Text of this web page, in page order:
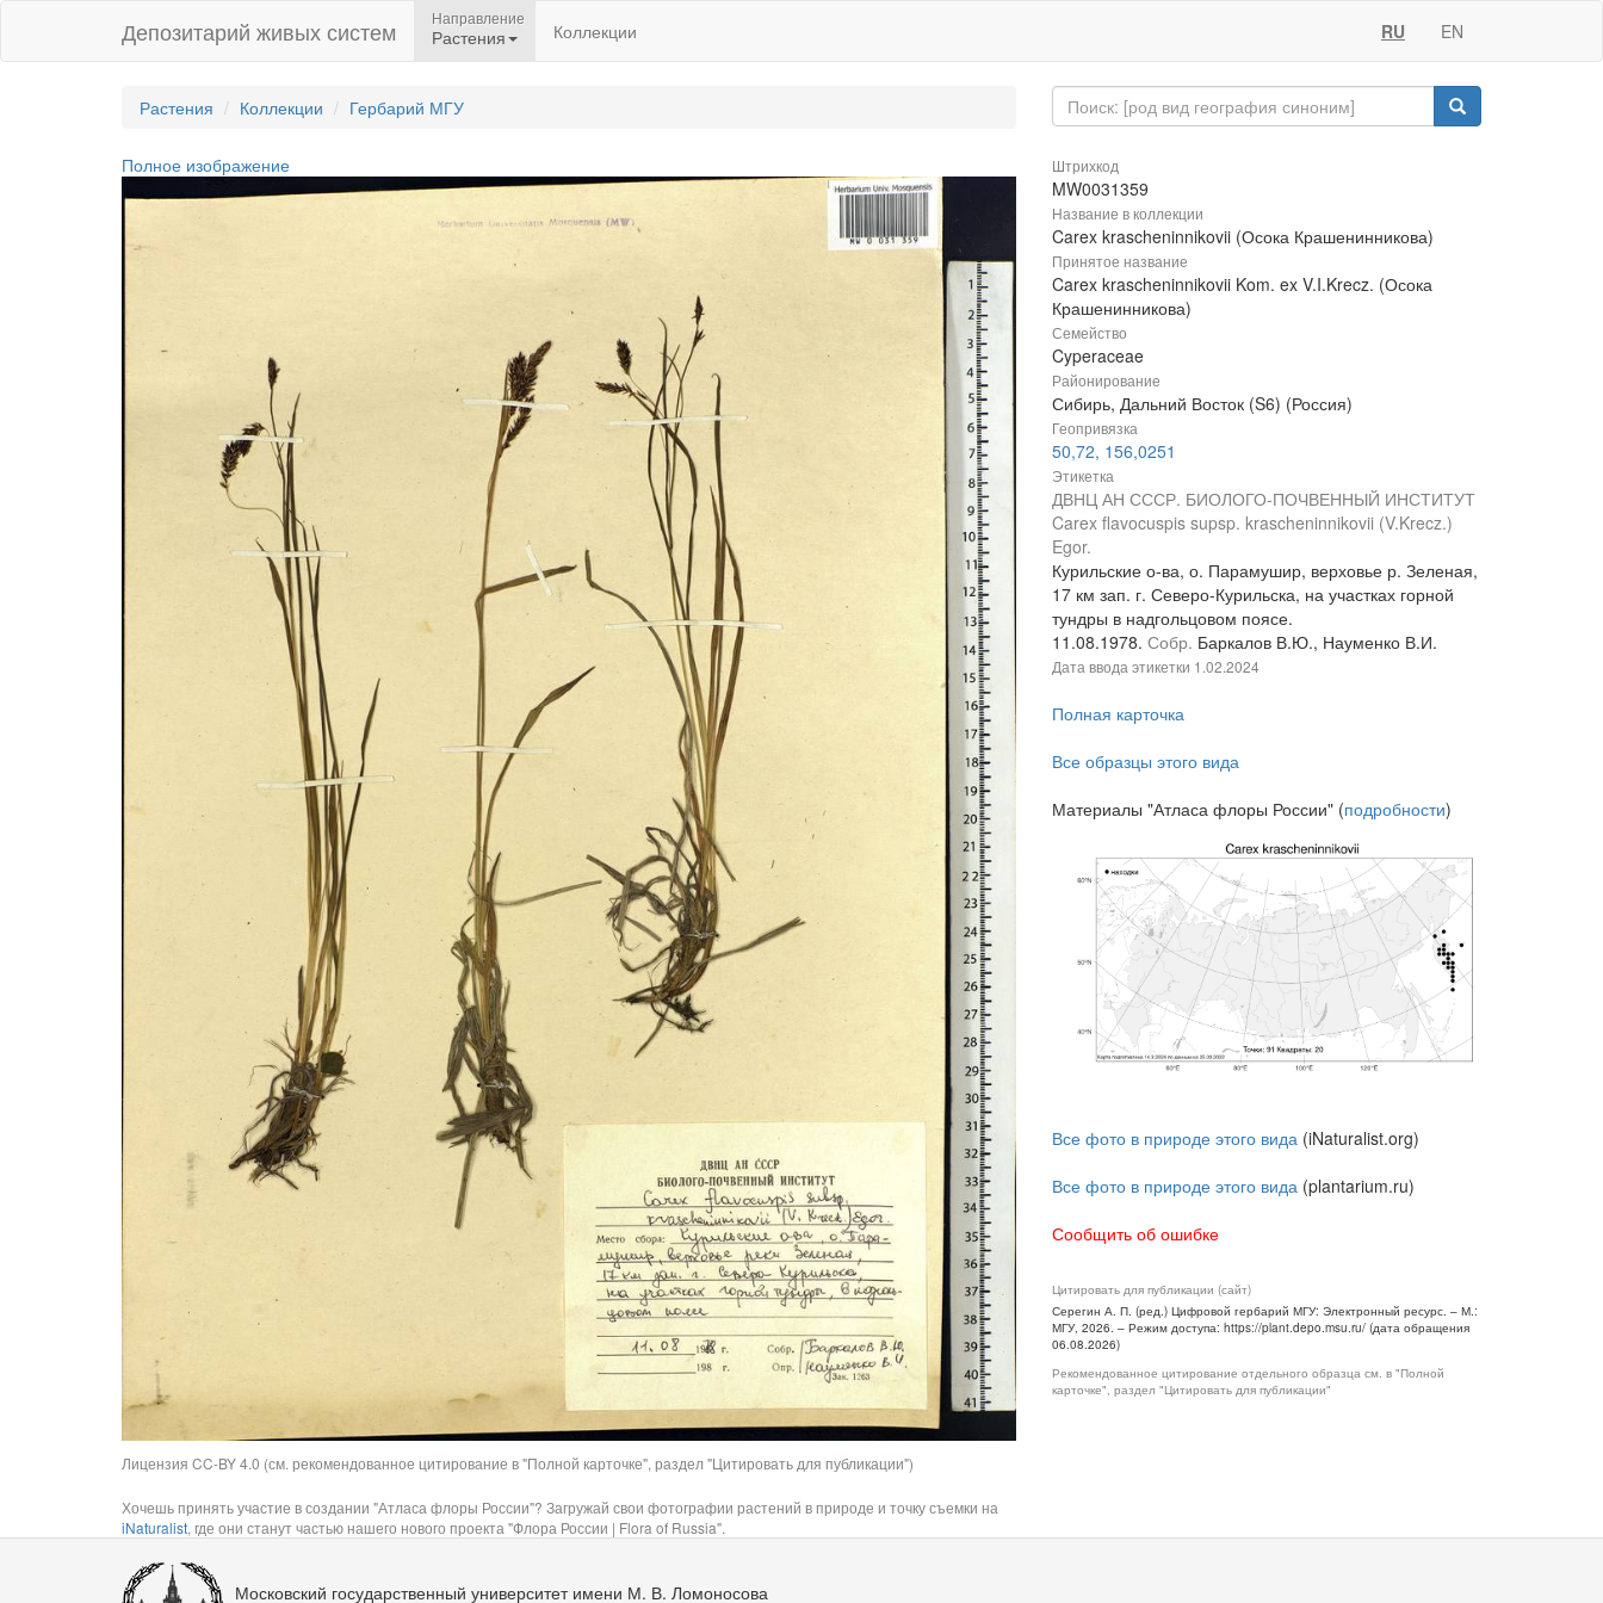
Депозитарий живых систем Направление
Растения Коллекции RU EN
Растения Коллекции Гербарий МГУ
Полное изображение
Лицензия CC-BY 4.0 (см. рекомендованное цитирование в "Полной карточке", раздел "Цитировать для публикации")
Хочешь принять участие в создании "Атласа флоры России"? Загружай свои фотографии растений в природе и точку съемки на
iNaturalist, где они станут частью нашего нового проекта "Флора России | Flora of Russia".
Штрихкод
MW0031359
Название в коллекции
Carex krascheninnikovii (Осока Крашенинникова)
Принятое название
Carex krascheninnikovii Kom. ex V.I.Krecz. (Осока
Крашенинникова)
Семейство
Cyperaceae
Районирование
Сибирь, Дальний Восток (S6) (Россия)
Геопривязка
50,72, 156,0251
Этикетка
ДВНЦ АН СССР. БИОЛОГО-ПОЧВЕННЫЙ ИНСТИТУТ
Carex flavocuspis supsp. krascheninnikovii (V.Krecz.)
Egor.
Курильские о-ва, о. Парамушир, верховье р. Зеленая,
17 км зап. г. Северо-Курильска, на участках горной
тундры в надгольцовом поясе.
11.08.1978. Собр. Баркалов В.Ю., Науменко В.И.
Дата ввода этикетки 1.02.2024
Полная карточка
Все образцы этого вида
Материалы "Атласа флоры России" (подробности)
Все фото в природе этого вида (iNaturalist.org)
Все фото в природе этого вида (plantarium.ru)
Сообщить об ошибке
Цитировать для публикации (сайт)
Серегин А. П. (ред.) Цифровой гербарий МГУ: Электронный ресурс. – М.:
МГУ, 2026. – Режим доступа: https://plant.depo.msu.ru/ (дата обращения
06.08.2026)
Рекомендованное цитирование отдельного образца см. в "Полной
карточке", раздел "Цитировать для публикации"
Московский государственный университет имени М. В. Ломоносова